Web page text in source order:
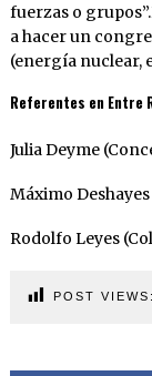
fuerzas o
a hacer un
(energía nuclear,
Referentes en Entre
Julia Deyme
Máximo
Rodolfo Leyes
POST VIEWS: